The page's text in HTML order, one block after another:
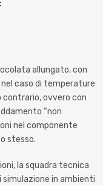
allungato, con
caso di temperature
ovvero con
“non
nel componente
stesso.
la squadra tecnica
in ambienti